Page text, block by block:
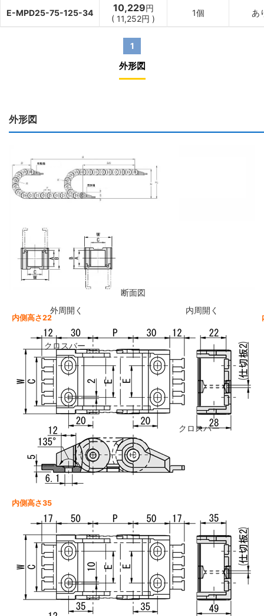
E-MPD25-75-125-34 10,229円
( 11,252円 )
1個 あ
1
外形図
外形図
断面図
外周開く
内周開く
クロスバー
クロスバー
内側高さ22
内側高さ35